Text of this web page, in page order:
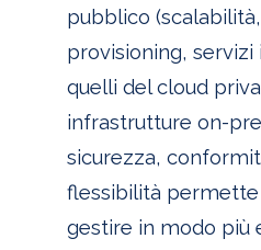
pubblico
provisioning, servizi
quelli del cloud
infrastrutture on-
sicurezza,
flessibilità
gestire in modo più